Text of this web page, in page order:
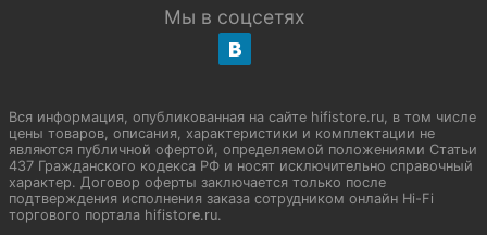
Мы в соцсетях
Вся информация, опубликованная на сайте hifistore.ru, в том числе
цены товаров, описания, характеристики и комплектации не
являются публичной офертой, определяемой положениями Статьи
437 Гражданского кодекса РФ и носят исключительно справочный
характер. Договор оферты заключается только после
подтверждения исполнения заказа сотрудником онлайн Hi-Fi
торгового портала hifistore.ru.